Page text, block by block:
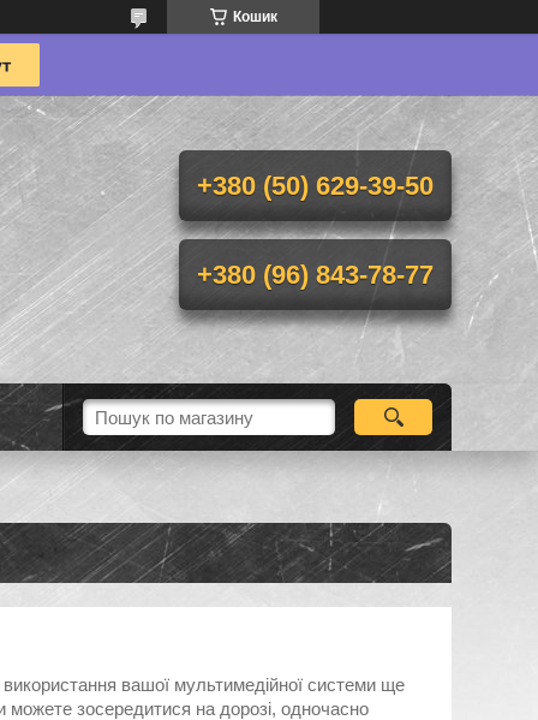
Кошик
+380 (50) 629-39-50
+380 (96) 843-78-77
вашої мультимедійної системи ще
зосередитися на дорозі, одночасно